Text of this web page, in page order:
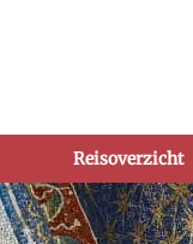
Reisoverzicht